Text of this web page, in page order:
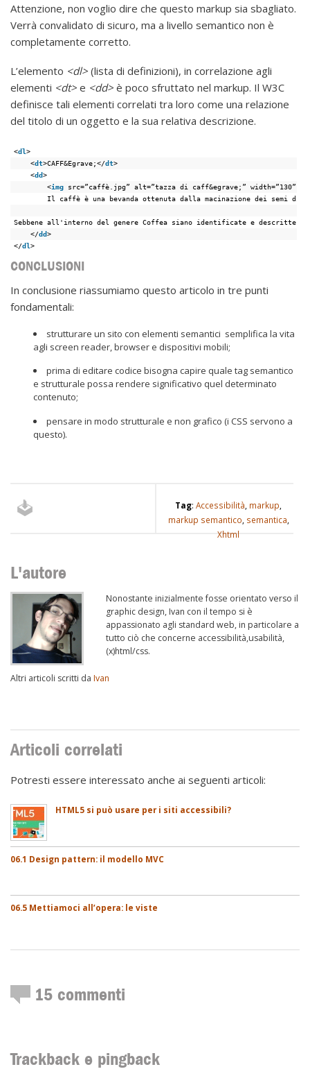
Attenzione, non voglio dire che questo markup sia sbagliato.
Verrà convalidato di sicuro, ma a livello semantico non è
completamente corretto.
L’elemento <dl> (lista di definizioni), in correlazione agli
elementi <dt> e <dd> è poco sfruttato nel markup. Il W3C
definisce tali elementi correlati tra loro come una relazione
del titolo di un oggetto e la sua relativa descrizione.
<dl>
<dt>CAFF&Egrave;</dt>
<dd>
<img src=”caffè.jpg” alt=”tazza di caff&egrave;” width=”130”
Il caffè è una bevanda ottenuta dalla macinazione dei semi di
Sebbene all'interno del genere Coffea siano identificate e descritte
</dd>
</dl>
CONCLUSIONI
In conclusione riassumiamo questo articolo in tre punti
fondamentali:
strutturare un sito con elementi semantici semplifica la vita
agli screen reader, browser e dispositivi mobili;
prima di editare codice bisogna capire quale tag semantico
e strutturale possa rendere significativo quel determinato
contenuto;
pensare in modo strutturale e non grafico (i CSS servono a
questo).
Tag:Accessibilità markup
markup semantico semantica
Xhtml
L'autore
Nonostante inizialmente fosse orientato verso il
graphic design, Ivan con il tempo si è
appassionato agli standard web, in particolare a
tutto ciò che concerne accessibilità,usabilità,
(x)html/css.
Altri articoli scritti da Ivan
Articoli correlati
Potresti essere interessato anche ai seguenti articoli:
HTML5 si può usare per i siti accessibili?
06.1 Design pattern: il modello MVC
06.5 Mettiamoci all’opera: le viste
15 commenti
Trackback e pingback